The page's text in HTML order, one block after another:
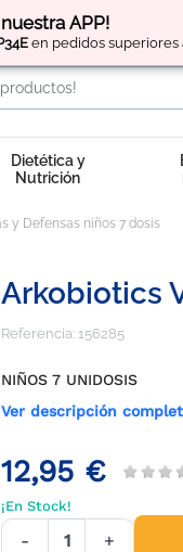
APP!
en pedidos superiores
Regístratey obtén
Dietética y
Nutrición
y Defensas niños 7 dosis
Arkobiotics
Referencia: 156285
NIÑOS 7 UNIDOSIS
Ver descripción
12,95 €
¡En Stock!
- +